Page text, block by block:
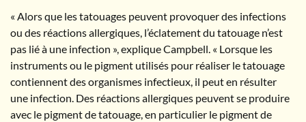
« Alors que les tatouages peuvent provoquer des infections
ou des réactions allergiques, l’éclatement du tatouage n’est
pas lié à une infection », explique Campbell. « Lorsque les
instruments ou le pigment utilisés pour réaliser le tatouage
contiennent des organismes infectieux, il peut en résulter
une infection. Des réactions allergiques peuvent se produire
avec le pigment de tatouage, en particulier le pigment de